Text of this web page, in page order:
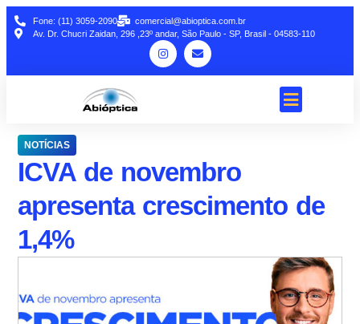
Fone: (11) 3059-2090
comercial@abioptica.com.br
Av. Dr. Chucri Zaidan, 296 ,23º andar, São Paulo - SP, Brasil - 04583-110
NOTÍCIAS
ICVA de novembro
apresenta crescimento de
1,4%